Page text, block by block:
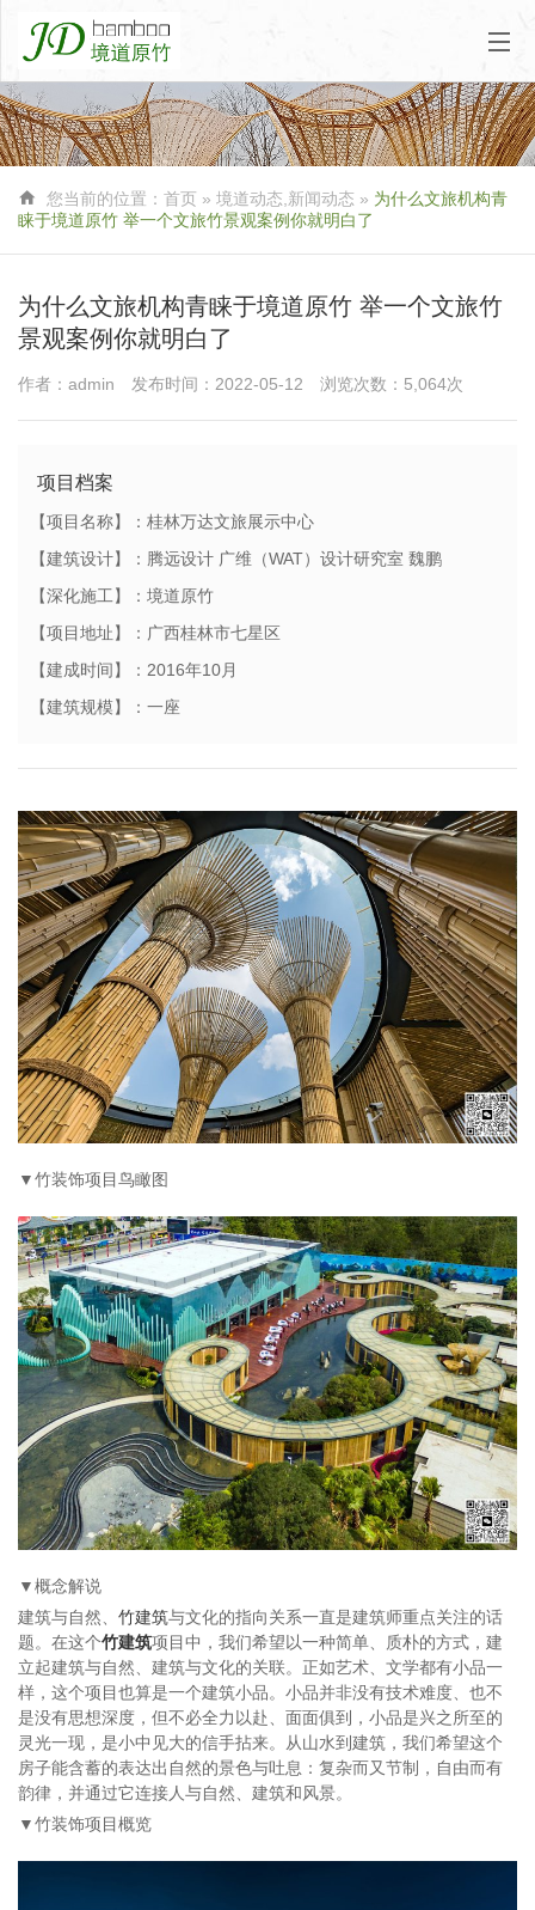
 您当前的位置： 首页 » 境道动态 新闻动态 » 为什么文旅机构青
睐于境道原竹 举一个文旅竹景观案例你就明白了
为什么文旅机构青睐于境道原竹 举一个文旅竹
景观案例你就明白了
作者：admin 发布时间：2022-05-12 浏览次数：5,064次
项目档案
【项目名称】：桂林万达文旅展示中心
【建筑设计】：腾远设计 广维（WAT）设计研究室 魏鹏
【深化施工】：境道原竹
【项目地址】：广西桂林市七星区
【建成时间】：2016年10月
【建筑规模】：一座
▼竹装饰项目鸟瞰图
▼概念解说
建筑与自然、 竹建筑与文化的指向关系一直是建筑师重点关注的话
题。在这个竹建筑项目中，我们希望以一种简单、质朴的方式，建
立起建筑与自然、建筑与文化的关联。正如艺术、文学都有小品一
样，这个项目也算是一个建筑小品。小品并非没有技术难度、也不
是没有思想深度，但不必全力以赴、面面俱到，小品是兴之所至的
灵光一现，是小中见大的信手拈来。从山水到建筑，我们希望这个
房子能含蓄的表达出自然的景色与吐息：复杂而又节制，自由而有
韵律，并通过它连接人与自然、建筑和风景。
▼竹装饰项目概览